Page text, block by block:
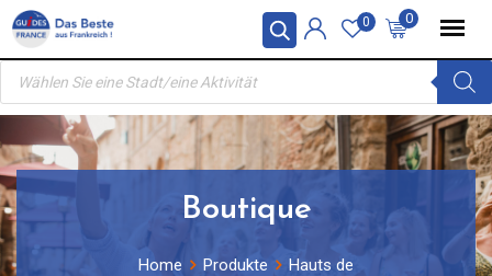
Skip
content
0
0
Products
search
Boutique
Home Produkte
Hauts de